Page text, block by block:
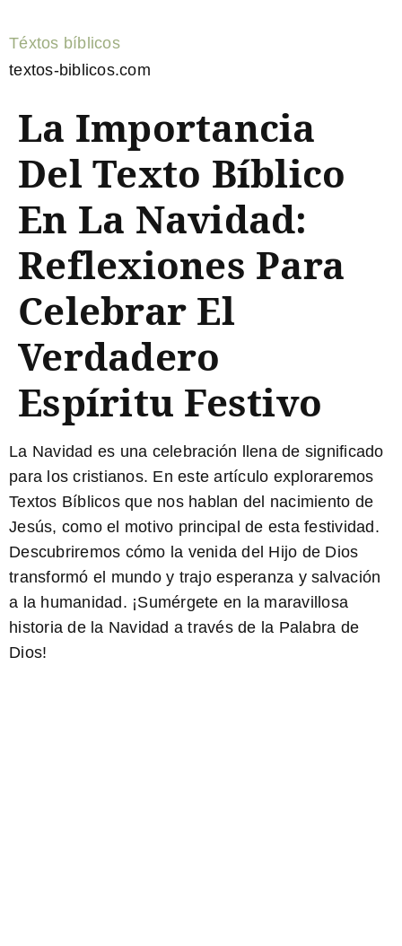
Téxtos bíblicos
textos-biblicos.com
La Importancia
Del Texto Bíblico
En La Navidad:
Reflexiones Para
Celebrar El
Verdadero
Espíritu Festivo
La Navidad es una celebración llena de significado
para los cristianos. En este artículo exploraremos
Textos Bíblicosque nos hablan del nacimiento de
Jesús, como el motivo principal de esta festividad.
Descubriremos cómo la venida del Hijo de Dios
transformó el mundo y trajo esperanza y salvación
a la humanidad. ¡Sumérgete en la maravillosa
historia de la Navidad a través de la Palabra de
Dios!